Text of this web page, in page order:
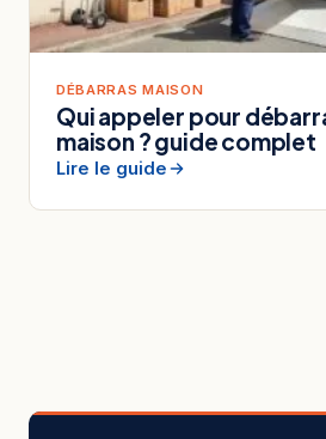
DÉBARRAS MAISON
Qui appeler pour
maison ? guide complet
Lire le guide